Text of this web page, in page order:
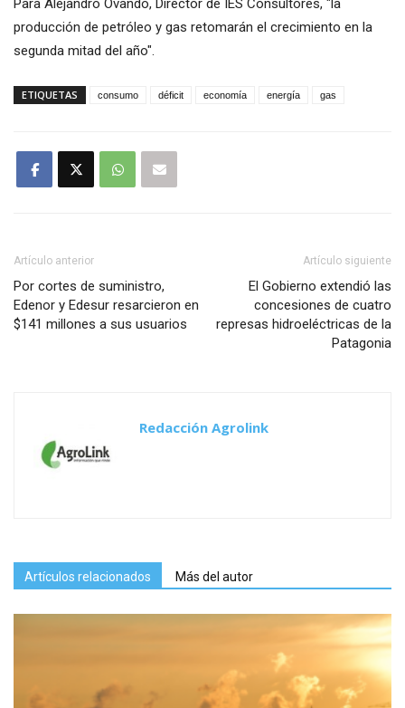
Para Alejandro Ovando, Director de IES Consultores, "la
producción de petróleo y gas retomarán el crecimiento en la
segunda mitad del año".
ETIQUETAS consumo déficit economía energía gas
Artículo anterior
Por cortes de suministro,
Edenor y Edesur resarcieron en
$141 millones a sus usuarios
Artículo siguiente
El Gobierno extendió las
concesiones de cuatro
represas hidroeléctricas de la
Patagonia
Redacción Agrolink
Artículos relacionados Más del autor